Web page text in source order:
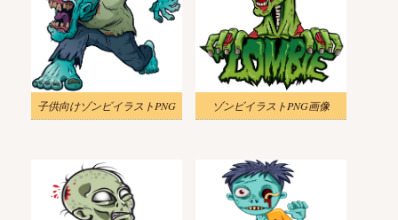
子供向けゾンビイラストPNG ゾンビイラストPNG画像